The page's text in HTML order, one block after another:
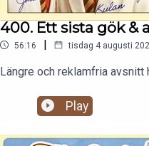
400. Ett sista gök &
56:16 | tisdag 4 augusti
Längre och reklamfria
Play